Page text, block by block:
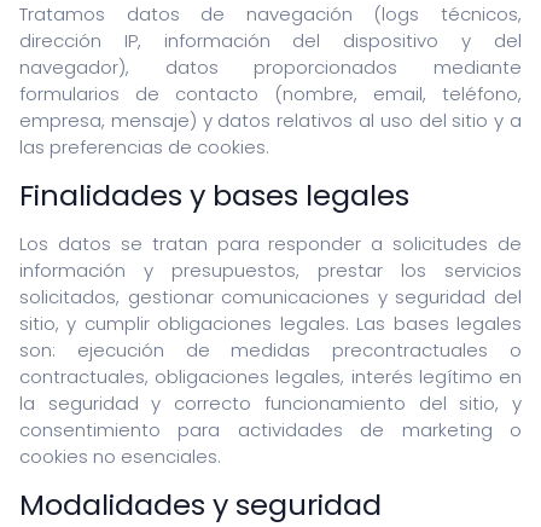
Consultoria
Formacion
Asistencia informatica
Recuperacion de datos
Cursos
ITALIANO
ENGLISH
ESPANOL
FRANCAIS
Tratamos datos de navegación (logs técnicos,
dirección IP, información del dispositivo y del
navegador), datos proporcionados mediante
formularios de contacto (nombre, email, teléfono,
empresa, mensaje) y datos relativos al uso del sitio y a
las preferencias de cookies.
Finalidades y bases legales
Los datos se tratan para responder a solicitudes de
información y presupuestos, prestar los servicios
solicitados, gestionar comunicaciones y seguridad del
sitio, y cumplir obligaciones legales. Las bases legales
son: ejecución de medidas precontractuales o
contractuales, obligaciones legales, interés legítimo en
la seguridad y correcto funcionamiento del sitio, y
consentimiento para actividades de marketing o
cookies no esenciales.
Modalidades y seguridad